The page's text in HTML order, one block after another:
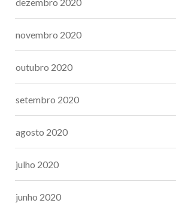
novembro 2020
outubro 2020
setembro 2020
agosto 2020
julho 2020
junho 2020